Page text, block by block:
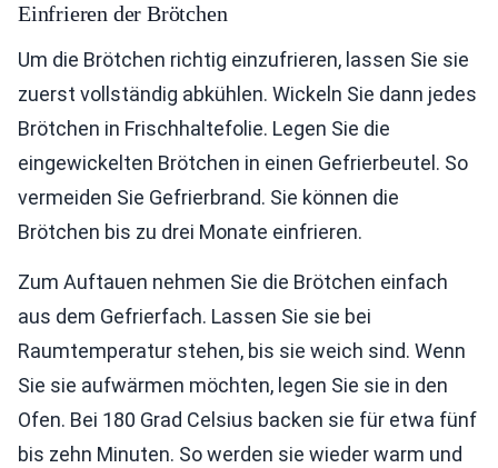
Einfrieren der Brötchen
Um die Brötchen richtig einzufrieren, lassen Sie sie
zuerst vollständig abkühlen. Wickeln Sie dann jedes
Brötchen in Frischhaltefolie. Legen Sie die
eingewickelten Brötchen in einen Gefrierbeutel. So
vermeiden Sie Gefrierbrand. Sie können die
Brötchen bis zu drei Monate einfrieren.
Zum Auftauen nehmen Sie die Brötchen einfach
aus dem Gefrierfach. Lassen Sie sie bei
Raumtemperatur stehen, bis sie weich sind. Wenn
Sie sie aufwärmen möchten, legen Sie sie in den
Ofen. Bei 180 Grad Celsius backen sie für etwa fünf
bis zehn Minuten. So werden sie wieder warm und